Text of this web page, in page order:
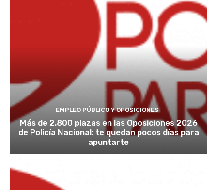
EMPLEO PÚBLICO Y OPOSICIONES
Más de 2.800 plazas en las Oposiciones 2026
de Policía Nacional: te quedan pocos días para
apuntarte